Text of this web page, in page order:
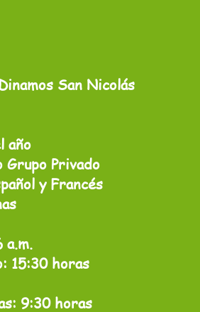
San Nicolás
año
Grupo Privado
y Francés
a.m.
15:30 horas
9:30 horas